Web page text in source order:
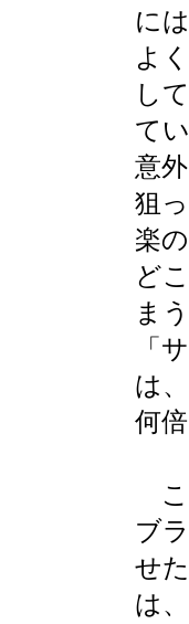
に
よ
し
て
意
狙
楽
ど
ま
「
は
何
こ
ブ
せ
は